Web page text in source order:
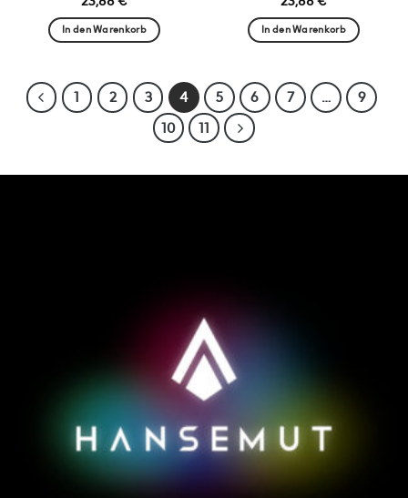
In den Warenkorb In den Warenkorb
1 2 3 4 5 6 7 …
9
10
11